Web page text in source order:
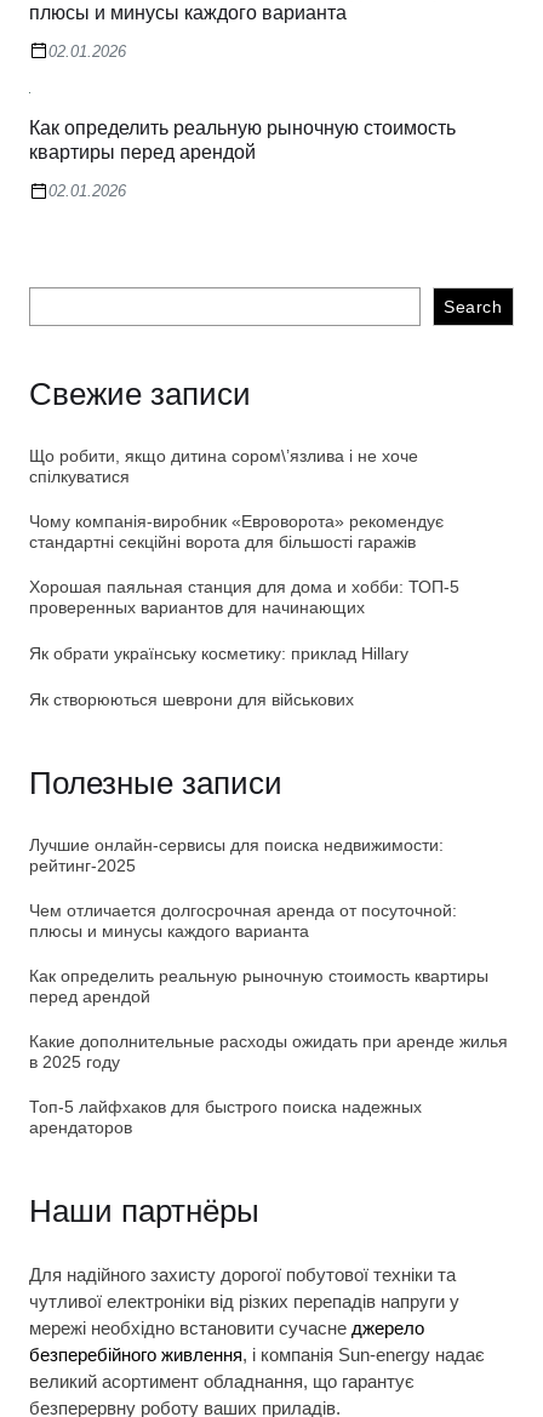
плюсы и минусы каждого варианта
02.01.2026
Как определить реальную рыночную стоимость
квартиры перед арендой
02.01.2026
Search
Свежие записи
Що робити, якщо дитина сором\’язлива і не хоче
спілкуватися
Чому компанія-виробник «Евроворота» рекомендує
стандартні секційні ворота для більшості гаражів
Хорошая паяльная станция для дома и хобби: ТОП-5
проверенных вариантов для начинающих
Як обрати українську косметику: приклад Hillary
Як створюються шеврони для військових
Полезные записи
Лучшие онлайн-сервисы для поиска недвижимости:
рейтинг-2025
Чем отличается долгосрочная аренда от посуточной:
плюсы и минусы каждого варианта
Как определить реальную рыночную стоимость квартиры
перед арендой
Какие дополнительные расходы ожидать при аренде жилья
в 2025 году
Топ-5 лайфхаков для быстрого поиска надежных
арендаторов
Наши партнёры
Для надійного захисту дорогої побутової техніки та
чутливої електроніки від різких перепадів напруги у
мережі необхідно встановити сучасне джерело
безперебійного живлення, і компанія Sun-energy надає
великий асортимент обладнання, що гарантує
безперервну роботу ваших приладів.